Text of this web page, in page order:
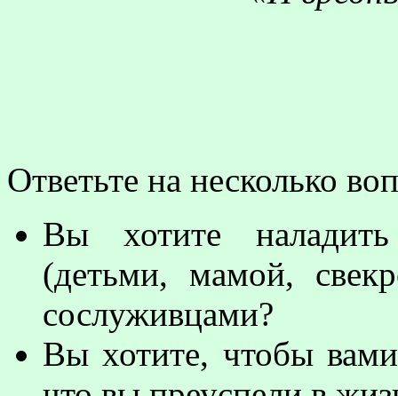
Ответьте на несколько
Вы хотите
(детьми, мамой,
сослуживцами?
Вы хотите, чтобы